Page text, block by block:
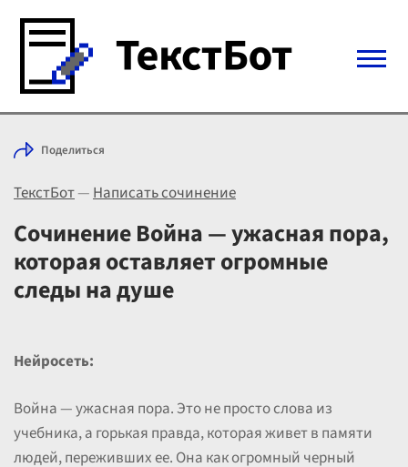
Войти с Telegram
Выбрать режим
Цены
Поделиться
ТекстБот—Написать сочинение
Сочинение Война — ужасная пора,
которая оставляет огромные
следы на душе
Нейросеть:
Война — ужасная пора. Это не просто слова из
учебника, а горькая правда, которая живет в памяти
людей, переживших ее. Она как огромный черный